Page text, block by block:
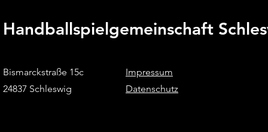
Handballspielgemeinschaft
Bismarckstraße 15c
24837 Schleswig
Impressum
Datenschutz